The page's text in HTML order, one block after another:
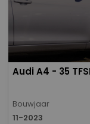
Audi A4 - 35
Bouwjaar
11-2023